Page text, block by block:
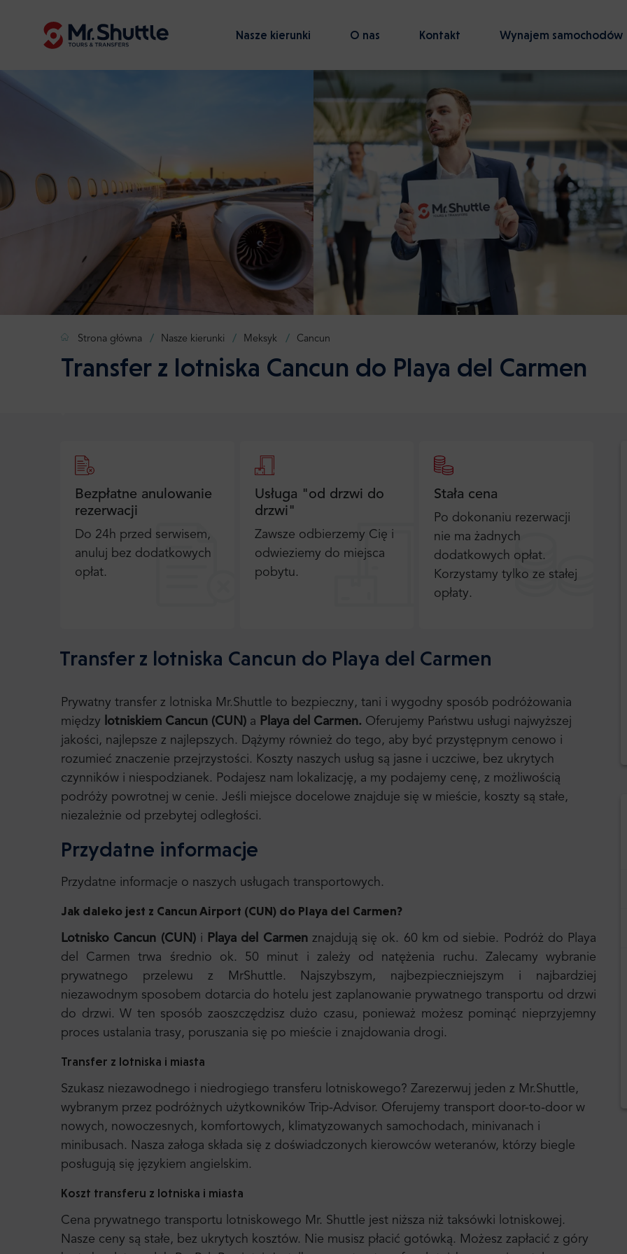
Nasze kierunki O nas Kontakt Wynajem samochodów
Strona główna Nasze kierunki Meksyk Cancun
Transfer z lotniska Cancun do Playa del Carmen
Bezpłatne anulowanie
rezerwacji
Do 24h przed serwisem,
anuluj bez dodatkowych
opłat.
Usługa "od drzwi do
drzwi"
Zawsze odbierzemy Cię i
odwieziemy do miejsca
pobytu.
Stała cena
Po dokonaniu rezerwacji
nie ma żadnych
dodatkowych opłat.
Korzystamy tylko ze stałej
opłaty.
Transfer z lotniska Cancun do Playa del Carmen
Prywatny transfer z lotniska Mr.Shuttle to bezpieczny, tani i wygodny sposób podróżowania
między
lotniskiem Cancun (CUN) a Playa del Carmen. Oferujemy Państwu usługi najwyższej
jakości, najlepsze z najlepszych. Dążymy również do tego, aby być przystępnym cenowo i
rozumieć znaczenie przejrzystości. Koszty naszych usług są jasne i uczciwe, bez ukrytych
czynników i niespodzianek. Podajesz nam lokalizację, a my podajemy cenę, z możliwością
podróży powrotnej w cenie. Jeśli miejsce docelowe znajduje się w mieście, koszty są stałe,
niezależnie od przebytej odległości.
Przydatne informacje
Przydatne informacje o naszych usługach transportowych.
Jak daleko jest z Cancun Airport (CUN) do Playa del Carmen?
Lotnisko Cancun (CUN)i Playa del Carmenznajdują się ok. 60 km od siebie. Podróż do Playa
del Carmen trwa średnio ok. 50 minut i zależy od natężenia ruchu. Zalecamy wybranie
prywatnego przelewu z MrShuttle. Najszybszym, najbezpieczniejszym i najbardziej
niezawodnym sposobem dotarcia do hotelu jest zaplanowanie prywatnego transportu od drzwi
do drzwi. W ten sposób zaoszczędzisz dużo czasu, ponieważ możesz pominąć nieprzyjemny
proces ustalania trasy, poruszania się po mieście i znajdowania drogi.
Transfer z lotniska i miasta
Szukasz niezawodnego i niedrogiego transferu lotniskowego? Zarezerwuj jeden z Mr.Shuttle,
wybranym przez podróżnych użytkowników Trip-Advisor. Oferujemy transport door-to-door w
nowych, nowoczesnych, komfortowych, klimatyzowanych samochodach, minivanach i
minibusach. Nasza załoga składa się z doświadczonych kierowców weteranów, którzy biegle
posługują się językiem angielskim.
Koszt transferu z lotniska i miasta
Cena prywatnego transportu lotniskowego Mr. Shuttle jest niższa niż taksówki lotniskowej.
Nasze ceny są stałe, bez ukrytych kosztów. Nie musisz płacić gotówką. Możesz zapłacić z góry